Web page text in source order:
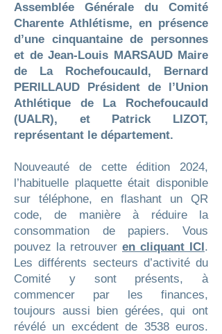
Assemblée Générale du Comité
Charente Athlétisme, en présence
d’une cinquantaine de personnes
et de Jean-Louis MARSAUD Maire
de La Rochefoucauld, Bernard
PERILLAUD Président de l’Union
Athlétique de La Rochefoucauld
(UALR), et Patrick LIZOT,
représentant le département.
Nouveauté de cette édition 2024,
l’habituelle plaquette était disponible
sur téléphone, en flashant un QR
code, de manière à réduire la
consommation de papiers. Vous
pouvez la retrouver en cliquant ICI.
Les différents secteurs d’activité du
Comité y sont présents, à
commencer par les finances,
toujours aussi bien gérées, qui ont
révélé un excédent de 3538 euros.